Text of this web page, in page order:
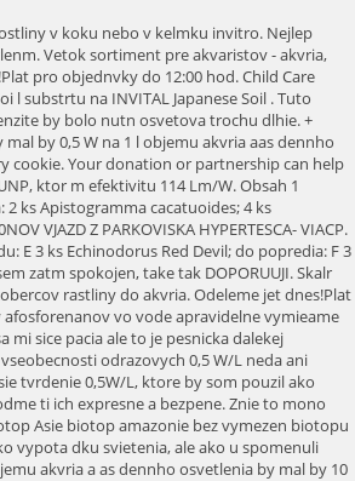
sa ich nikdy plne nezbavme. Pi zakldn akvria lze pak ppadn pod substrt vloit aditiva s bakteriemi. Machov gule. 1. Ukza sa na rande bez kytice sa povauje za neslun. Preo? Ak mme v akvriu dostatok rastln, tieto bud spotrebovva iviny v takom mnostve, e k premnoeniu rias nedjde. Pri osvetlen ale nejde len o Watty, ale aj o alie tyri premenn, ktor uria, i sa naej rastlinke bude alebo nebude dari: WebPokud si podle potadla bublinek budete nastavovat optimln mnostv pro dvkovn CO2 do akvria ite se pravidlem palce: 10 bublinek za 1 minutu na 100 l vody v akvriu. Na sklade. Vakvriu prtomn uiton baktrie tieto bielkoviny pomocou svojich enzmov najprv premenia na jednoduchie aminokyseliny aznich tzv. Kd: 52185. Vrelo vetkm odporam! Vyber si nenron rastliny do akvria rchlo a jednoducho v naej online akvaristike. Aj plvajce rastliny (naprklad Azolla carolinianum) silne zniuj koncentrciu ivn azrove iastone zatieuj akvrium, o do uritej miery tie potla rozmach rias. Trubice T8 maj vo veobecnosti horiu efektivitu. Pro? Nenron rastliny do akvria. Kdy do filtru budete zasahovat pli asto, tak budete neustle naruovat kolonie bakteri ijcch ve filtru a ten tak nebude nikdy naplno plnit svoj funkci. Catalyzing Growth: Using Data to Change Child Care. Nie je to mj prv nkup a urite op v obchode nakpim. WebV tto kategorii naleznete dna do akvria, kdy se nejastji pouvaj substrty pro rostliny nebo psky. + pestr nabdka zbo + pijateln ceny + rychlost dodn + pehledn informace o objednvce + monost odesln zbo pes Zsilkovnu. Jak na to ? Vsledkom bude tvrdnutie naej vody. Uvatelia prezerajci si toto frum: iadny registrovan pouvate a 0 host. s umiestnen na obale rastln in vitro obsahuj potrebn informcie, o akvaristovi vrazne uahuje rozhodovac proces. 6 hod cyklom a pomaly sa prepracovat az k vypocitanej hodnote a presne tu prichadza do hry pozorovanie akva nakolko sa neda zovseobecnit kedy prejst na dlhsi cyklus svietenia, sam